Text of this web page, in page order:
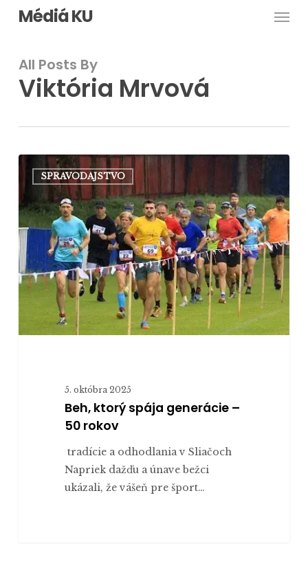
Skip
content
Médiá KU
All Posts By
Viktória Mrvová
ktorý
spája
generácie
–
50
rokov
SPRAVODAJSTVO
5. októbra 2025
Beh, ktorý spája generácie –
50 rokov
tradície a odhodlania v Sliačoch
Napriek dažďu a únave bežci
ukázali, že vášeň pre šport…